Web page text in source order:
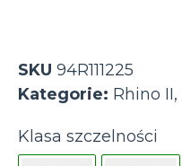
SKU 94R111225
Kategorie: Rhino II,
Klasa szczelności